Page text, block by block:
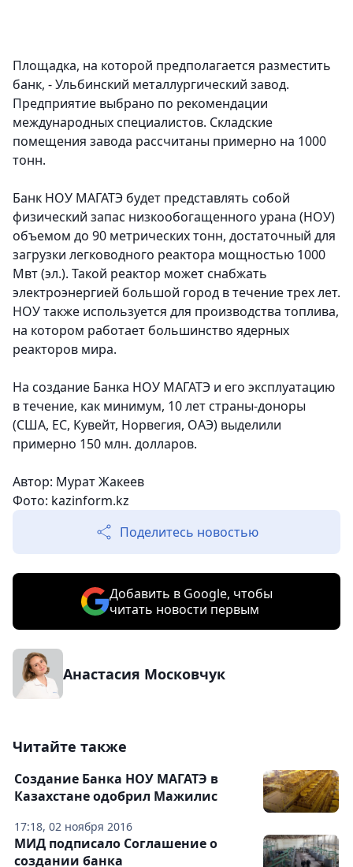
Площадка, на которой предполагается разместить
банк, - Ульбинский металлургический завод.
Предприятие выбрано по рекомендации
международных специалистов. Складские
помещения завода рассчитаны примерно на 1000
тонн.
Банк НОУ МАГАТЭ будет представлять собой
физический запас низкообогащенного урана (НОУ)
объемом до 90 метрических тонн, достаточный для
загрузки легководного реактора мощностью 1000
Мвт (эл.). Такой реактор может снабжать
электроэнергией большой город в течение трех лет.
НОУ также используется для производства топлива,
на котором работает большинство ядерных
реакторов мира.
На создание Банка НОУ МАГАТЭ и его эксплуатацию
в течение, как минимум, 10 лет страны-доноры
(США, ЕС, Кувейт, Норвегия, ОАЭ) выделили
примерно 150 млн. долларов.
Автор: Мурат Жакеев
Фото: kazinform.kz
Поделитесь новостью
Добавить в Google, чтобы
читать новости первым
Анастасия Московчук
Читайте также
17:18, 02 ноября 2016
Создание Банка НОУ МАГАТЭ в
Казахстане одобрил Мажилис
МИД подписало Соглашение о
создании банка